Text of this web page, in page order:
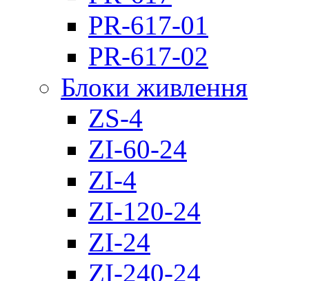
PR-617-01
PR-617-02
Блоки живлення
ZS-4
ZI-60-24
ZI-4
ZI-120-24
ZI-24
ZI-240-24